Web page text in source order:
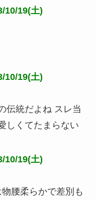
10/19(土)
10/19(土)
伝統だよね スレ当
しくてたまらない
10/19(土)
腰柔らかで差別も